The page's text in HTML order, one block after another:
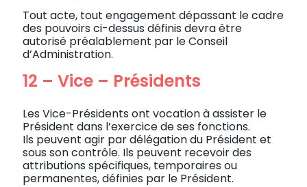
Tout acte, tout engagement dépassant le cadre
des pouvoirs ci-dessus définis devra être
autorisé préalablement par le Conseil
d’Administration.
12 – Vice – Présidents
Les Vice-Présidents ont vocation à assister le
Président dans l’exercice de ses fonctions.
Ils peuvent agir par délégation du Président et
sous son contrôle. Ils peuvent recevoir des
attributions spécifiques, temporaires ou
permanentes, définies par le Président.